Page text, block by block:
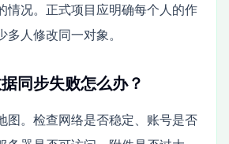
情况。正式项目应明确每个人的作
人修改同一对象。
同步失败怎么办？
图。检查网络是否稳定、账号是否